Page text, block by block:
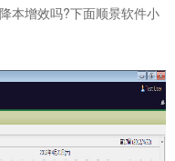
本增效吗?下面顺景软件小